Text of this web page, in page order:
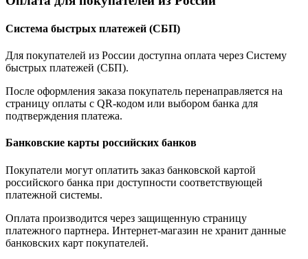
Система быстрых платежей (СБП)
Для покупателей из России доступна оплата через Систему
быстрых платежей (СБП).
После оформления заказа покупатель перенаправляется на
страницу оплаты с QR-кодом или выбором банка для
подтверждения платежа.
Банковские карты российских банков
Покупатели могут оплатить заказ банковской картой
российского банка при доступности соответствующей
платежной системы.
Оплата производится через защищенную страницу
платежного партнера. Интернет-магазин не хранит данные
банковских карт покупателей.